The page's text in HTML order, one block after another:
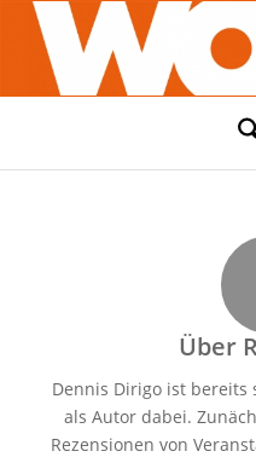
Über
Dennis Dirigo ist bereits
als Autor dabei.
Rezensionen von